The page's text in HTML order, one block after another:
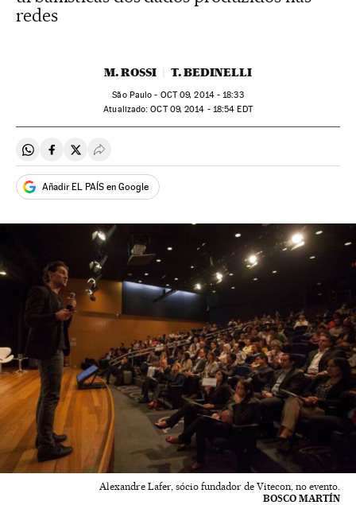
redes
M. ROSSI T. BEDINELLI
São Paulo - OCT09, 2014 - 18:33
atualizado: OCT09, 2014 - 18:54 EDT
Compartir en Whatsapp
Compartir en Facebook
Compartir en Twitter
Desplegar Redes Sociales
Añadir EL PAÍS en Google
Alexandre Lafer, sócio fundador de Vitecon, no evento.
BOSCO MARTÍN